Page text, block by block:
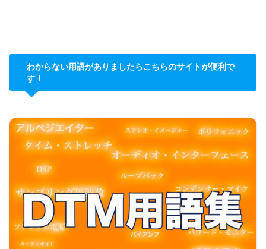
わからない用語がありましたらこちらのサイトが便利で
す！